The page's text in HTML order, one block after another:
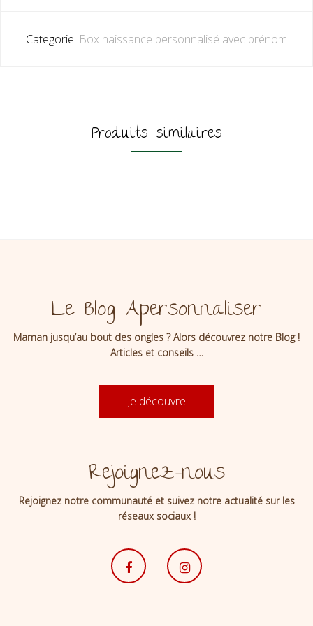
Categorie: Box naissance personnalisé avec prénom
Produits similaires
Le Blog Apersonnaliser
Maman jusqu’au bout des ongles ? Alors découvrez notre Blog !
Articles et conseils …
Je découvre
Rejoignez-nous
Rejoignez notre communauté et suivez notre actualité sur les
réseaux sociaux !